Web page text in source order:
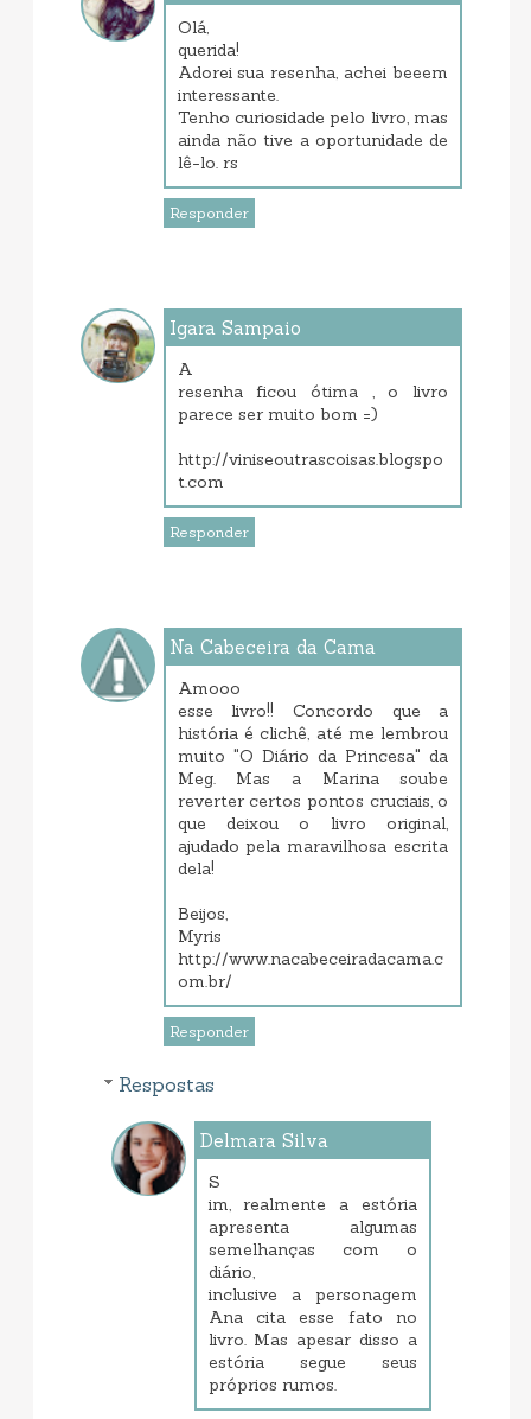
Olá,
querida!
Adorei sua resenha, achei beeem
interessante.
Tenho curiosidade pelo livro, mas
ainda não tive a oportunidade de
lê-lo. rs
Responder
Igara Sampaio
A
resenha ficou ótima , o livro
parece ser muito bom =)
http://viniseoutrascoisas.blogspo
t.com
Responder
Na Cabeceira da Cama
Amooo
esse livro!! Concordo que a
história é clichê, até me lembrou
muito "O Diário da Princesa" da
Meg. Mas a Marina soube
reverter certos pontos cruciais, o
que deixou o livro original,
ajudado pela maravilhosa escrita
dela!
Beijos,
Myris
http://www.nacabeceiradacama.c
om.br/
Responder
Respostas
Delmara Silva
S
im, realmente a estória
apresenta algumas
semelhanças com o
diário,
inclusive a personagem
Ana cita esse fato no
livro. Mas apesar disso a
estória segue seus
próprios rumos.